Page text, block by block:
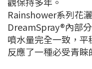
Rainshower系列花
DreamSpray®內部
噴水量完全一致，平
反應了一種必受青睞